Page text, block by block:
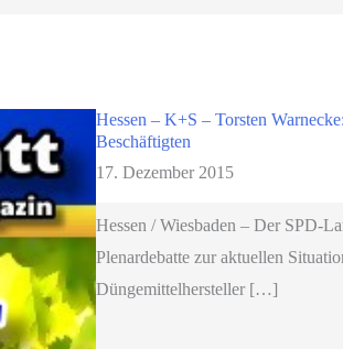
Hessen – K+S – Torsten
Beschäftigten
17. Dezember 2015
Hessen / Wiesbaden – Der SPD-
Plenardebatte zur aktuellen
Düngemittelhersteller […]